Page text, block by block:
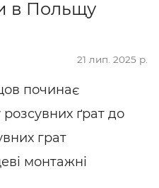
в Польщу
21 лип. 2025 р.
починає
ґрат до
грат
монтажні